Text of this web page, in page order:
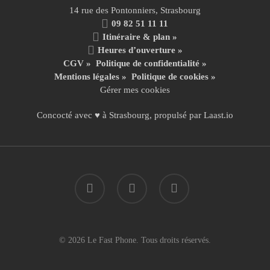
14 rue des Pontonniers, Strasbourg
09 82 51 11 11
Itinéraire & plan »
Heures d’ouverture »
CGV » Politique de confidentialité»
Mentions légales » Politique de cookies »
Gérer mes cookies
Concocté avec ♥ à Strasbourg, propulsé par Laast.io
© 2026 Le Fast Phone. Tous droits réservés.